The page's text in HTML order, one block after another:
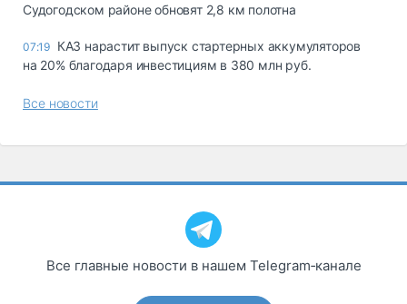
Судогодском районе обновят 2,8 км полотна
07:19 КАЗ нарастит выпуск стартерных аккумуляторов
на 20% благодаря инвестициям в 380 млн руб.
Все новости
Все главные новости в нашем Telegram‑канале